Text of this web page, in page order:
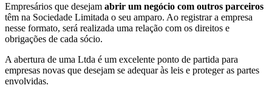
Empresários que desejam abrir um negócio com outros parceiros
têm na Sociedade Limitada o seu amparo. Ao registrar a empresa
nesse formato, será realizada uma relação com os direitos e
obrigações de cada sócio.
A abertura de uma Ltda é um excelente ponto de partida para
empresas novas que desejam se adequar às leis e proteger as partes
envolvidas.